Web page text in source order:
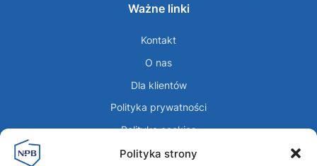
Polityka strony
Ważne linki
Kontakt
O nas
Dla klientów
Polityka prywatności
Polityka cookies
Regulamin panelista